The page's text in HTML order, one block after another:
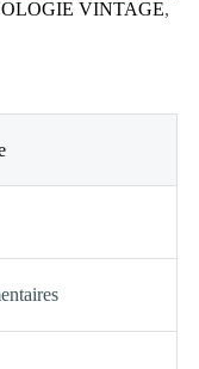
VINTAGE,